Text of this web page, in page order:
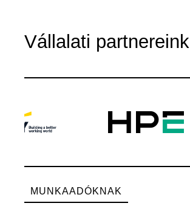
Vállalati partnereink
MUNKAADÓKNAK